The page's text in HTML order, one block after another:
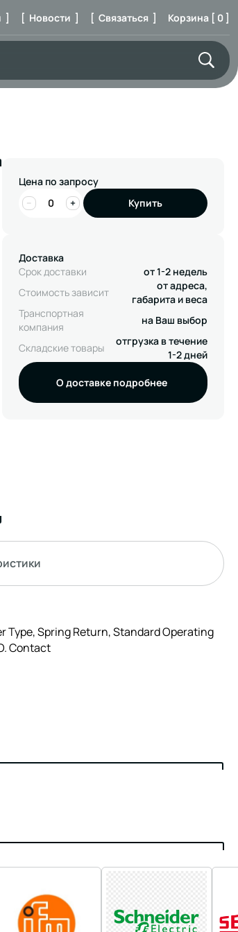
] [ Новости ] [ Связаться ] Корзина [ 0 ]
Цена по запросу
−
+ Купить
Доставка
Срок доставки
от 1-2 недель
Стоимость зависит
от адреса,
габарита и веса
Транспортная
компания
на Ваш выбор
Складские товары
отгрузка в течение
1-2 дней
О доставке подробнее
Spring Return, Standard Operating
Contact